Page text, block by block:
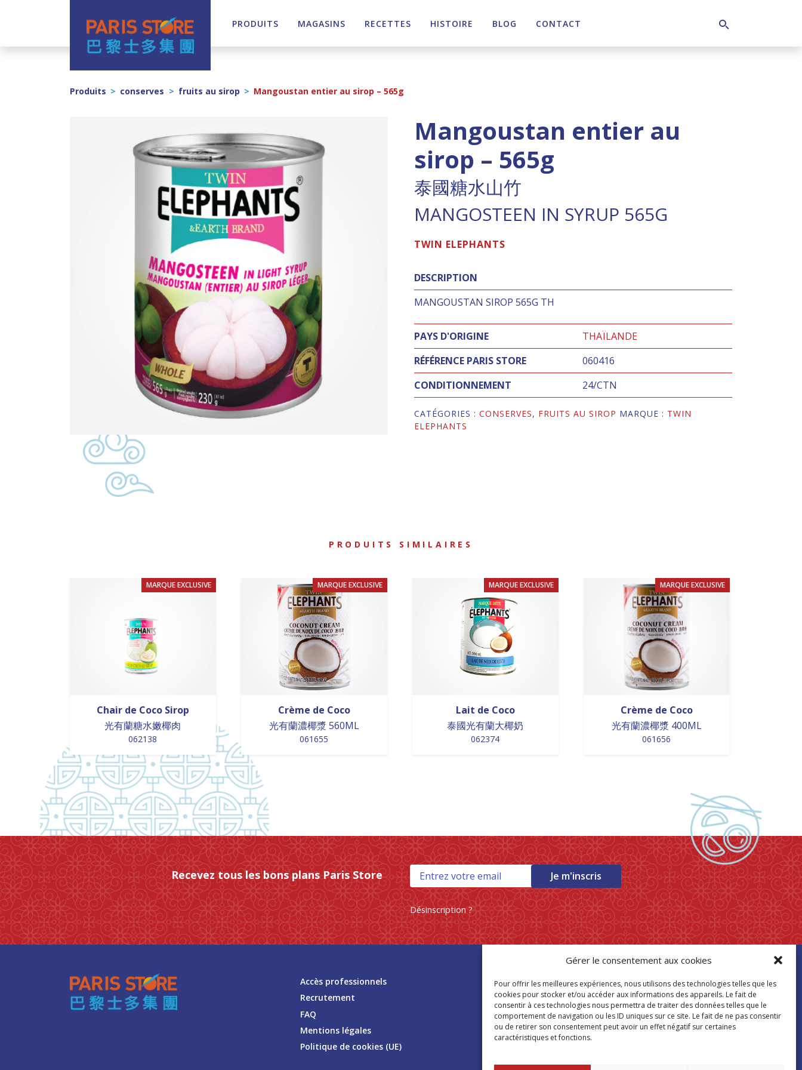
Gérer le consentement aux cookies
Pour offrir les meilleures expériences, nous utilisons des technologies telles que les
cookies pour stocker et/ou accéder aux informations des appareils. Le fait de
consentir à ces technologies nous permettra de traiter des données telles que le
comportement de navigation ou les ID uniques sur ce site. Le fait de ne pas consentir
ou de retirer son consentement peut avoir un effet négatif sur certaines
caractéristiques et fonctions.
Navigation principale PRODUITS MAGASINS RECETTES HISTOIRE BLOG CONTACT
Produits > conserves > fruits au sirop > Mangoustan entier au sirop – 565g
Mangoustan entier au
sirop – 565g
泰國糖水山竹
MANGOSTEEN IN SYRUP 565G
TWIN ELEPHANTS
DESCRIPTION
MANGOUSTAN SIROP 565G TH
PAYS D'ORIGINE
THAÏLANDE
RÉFÉRENCE PARIS STORE
060416
CONDITIONNEMENT
24/CTN
CATÉGORIES :CONSERVES, FRUITS AU SIROP MARQUE : TWIN
ELEPHANTS
PRODUITS SIMILAIRES
MARQUE EXCLUSIVE
Chair de Coco Sirop
光有蘭糖水嫩椰肉
062138
MARQUE EXCLUSIVE
Crème de Coco
光有蘭濃椰漿 560ML
061655
MARQUE EXCLUSIVE
Lait de Coco
泰國光有蘭大椰奶
062374
MARQUE EXCLUSIVE
Crème de Coco
光有蘭濃椰漿 400ML
061656
Recevez tous les bons plans Paris Store Je m'inscris
Désinscription ?
Accès professionnels
Recrutement
FAQ
Mentions légales
Politique de cookies (UE)
Trouver mon
magasin Paris Store
Où nous trouver